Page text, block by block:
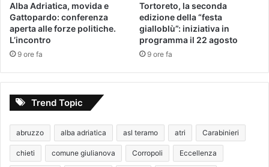
Alba Adriatica, movida e
Gattopardo: conferenza
aperta alle forze politiche.
L’incontro
9 ore fa
Tortoreto, la seconda
edizione della “festa
gialloblù”: iniziativa in
programma il 22 agosto
9 ore fa
Trend Topic
abruzzo alba adriatica asl teramo atri Carabinieri
chieti comune giulianova Corropoli Eccellenza